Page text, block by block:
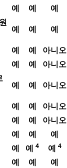
예 예
예
예 예
예
예 예
아니오
예 예
아니오
예 예
아니오
예 예
아니오
예 예
아니오
예 예
예
예 예 4 예 4
예 예
예